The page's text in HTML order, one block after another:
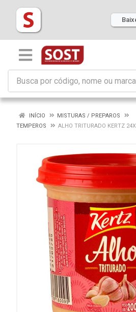
INÍCIO
MISTURAS / PREPAROS
TEMPEROS
ALHO TRITURADO KERTZ